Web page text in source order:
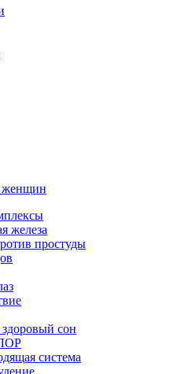
женщин
железа
простуды
сон
система